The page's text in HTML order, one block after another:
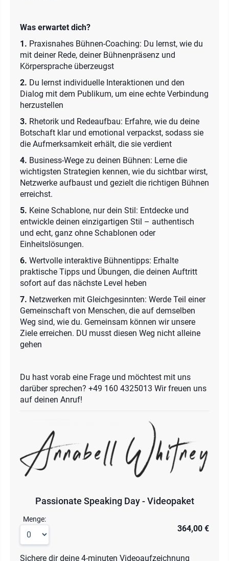
Was erwartet dich?
1. Praxisnahes Bühnen-Coaching: Du lernst, wie du
mit deiner Rede, deiner Bühnenpräsenz und
Körpersprache überzeugst
2. Du lernst individuelle Interaktionen und den
Dialog mit dem Publikum, um eine echte Verbindung
herzustellen
3. Rhetorik und Redeaufbau: Erfahre, wie du deine
Botschaft klar und emotional verpackst, sodass sie
die Aufmerksamkeit erhält, die sie verdient
4. Business-Wege zu deinen Bühnen: Lerne die
wichtigsten Strategien kennen, wie du sichtbar wirst,
Netzwerke aufbaust und gezielt die richtigen Bühnen
erreichst.
5. Keine Schablone, nur dein Stil: Entdecke und
entwickle deinen einzigartigen Stil – authentisch
und echt, ganz ohne Schablonen oder
Einheitslösungen.
6. Wertvolle interaktive Bühnentipps: Erhalte
praktische Tipps und Übungen, die deinen Auftritt
sofort auf das nächste Level heben
7. Netzwerken mit Gleichgesinnten: Werde Teil einer
Gemeinschaft von Menschen, die auf demselben
Weg sind, wie du. Gemeinsam können wir unsere
Ziele erreichen. DU musst diesen Weg nicht alleine
gehen
Du hast vorab eine Frage und möchtest mit uns
darüber sprechen? ‭+49 160 4325013‬ Wir freuen uns
auf deinen Anruf!
Passionate Speaking Day - Videopaket
Menge:
364,00 €
Sichere dir deine 4-minuten Videoaufzeichnung